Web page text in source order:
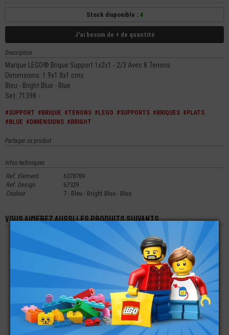
Stock disponible : 4
J'ai besoin de + de quantité
Description
Marque LEGO® Brique Support 1x2x1 - 2/3 Avec 8 Tenons
Dimensions: 1.9x1.8x1 cms
Bleu - Bright Blue - Blue
Set: 71398 -
#SUPPORT #BRIQUE #TENONS #LEGO #SUPPORTS #BRIQUES #PLATS
#BLUE #DIMENSIONS #BRIGHT
Partager ce produit
Infos techniques
Ref. Element
6378789
Ref. Design
67329
Couleur
7 - Bleu - Bright Blue - Blue
Vous aimerez aussi les produits suivants
LEGO® TUILE 4X2
AVEC 4 TENONS SUR
LE DESSUS
0,89€
LEGO® BRIQUE 1X8
IMPRIMÉE POWER ET
TV TYPE CONSOLE -
ATARI
4,99€
LEGO® BRIQUE 2X3
BISEAUTÉE À DROITE
0,24
LEGO® SUPPORT
LEGO® SUPPORT -
LEGO® BRIQUE